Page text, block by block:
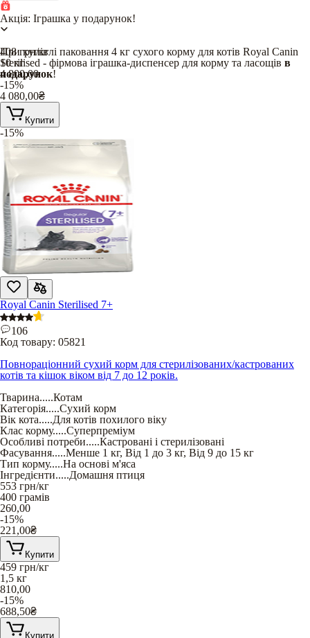
Акція: Іграшка у подарунок!
При купівлі паковання 4 кг сухого корму для котів Royal Canin
Sterilised - фірмова іграшка-диспенсер для корму та ласощів в
подарунок!
408грн/кг
10 кг
4 800,00
-15%
4 080,00₴
Купити
-15%
Royal Canin Sterilised 7+
106
Код товару: 05821
Повнораціонний сухий корм для стерилізованих/кастрованих
котів та кішок віком від 7 до 12 років.
Тварина.....Котам
Категорія.....Сухий корм
Вік кота.....Для котів похилого віку
Клас корму.....Суперпреміум
Особливі потреби.....Кастровані і стерилізовані
Фасування.....Менше 1 кг, Від 1 до 3 кг, Від 9 до 15 кг
Тип корму.....На основі м'яса
Інгредієнти.....Домашня птиця
553 грн/кг
400 грамів
260,00
-15%
221,00₴
Купити
459 грн/кг
1,5 кг
810,00
-15%
688,50₴
Купити